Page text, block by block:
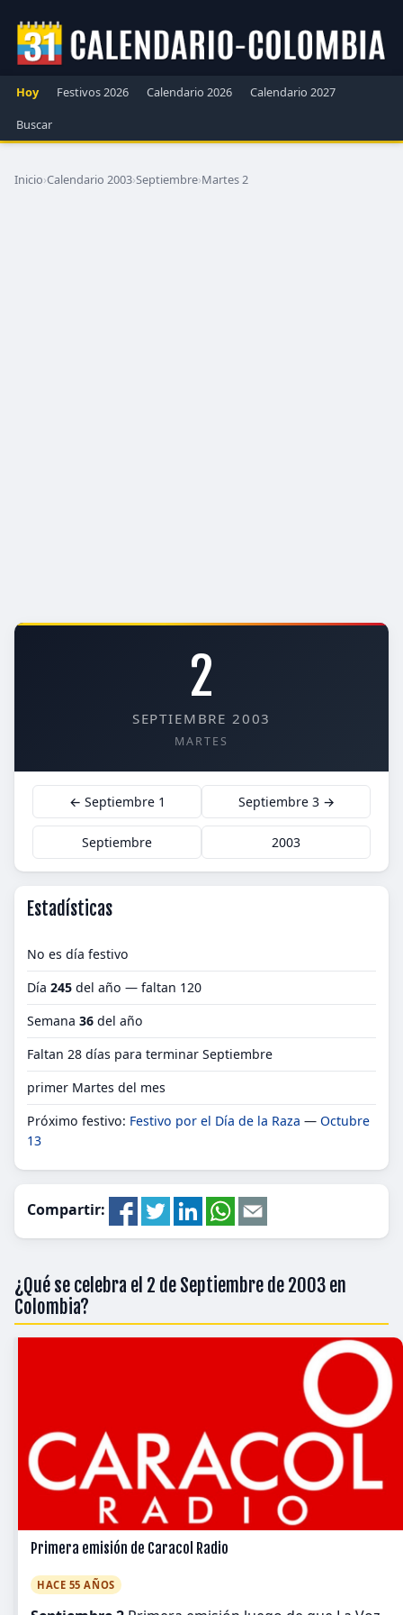
Hoy Festivos 2026 Calendario 2026
Calendario 2027
Buscar
Inicio›Calendario 2003›Septiembre›Martes 2
2
SEPTIEMBRE 2003
MARTES
← Septiembre 1 Septiembre 3 →
Septiembre 2003
Estadísticas
No es día festivo
Día 245 del año — faltan 120
Semana 36 del año
Faltan 28 días para terminar Septiembre
primer Martes del mes
Próximo festivo: Festivo por el Día de la Raza — Octubre
13
Compartir:
¿Qué se celebra el 2 de Septiembre de 2003 en
Colombia?
Primera emisión de Caracol Radio
HACE 55 AÑOS